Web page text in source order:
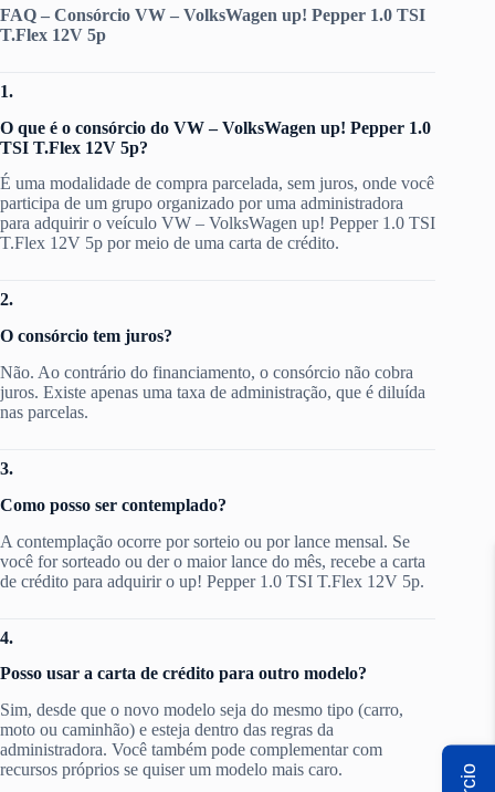
FAQ – Consórcio VW – VolksWagen up! Pepper 1.0 TSI
T.Flex 12V 5p
1.
O que é o consórcio do VW – VolksWagen up! Pepper 1.0
TSI T.Flex 12V 5p?
É uma modalidade de compra parcelada, sem juros, onde você
participa de um grupo organizado por uma administradora
para adquirir o veículo VW – VolksWagen up! Pepper 1.0 TSI
T.Flex 12V 5p por meio de uma carta de crédito.
2.
O consórcio tem juros?
Não. Ao contrário do financiamento, o consórcio não cobra
juros. Existe apenas uma taxa de administração, que é diluída
nas parcelas.
3.
Como posso ser contemplado?
A contemplação ocorre por sorteio ou por lance mensal. Se
você for sorteado ou der o maior lance do mês, recebe a carta
de crédito para adquirir o up! Pepper 1.0 TSI T.Flex 12V 5p.
4.
Posso usar a carta de crédito para outro modelo?
Sim, desde que o novo modelo seja do mesmo tipo (carro,
moto ou caminhão) e esteja dentro das regras da
administradora. Você também pode complementar com
recursos próprios se quiser um modelo mais caro.